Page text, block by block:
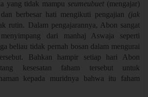
yang tidak mampu seumeubuet (mengajar)
berbesar hati mengikuti pengajian (jak
rutin. Dalam pengajarannya, Abon sangat
dari manhaj Aswaja seperti
beliau tidak pernah bosan dalam mengurai
Bahkan hampir setiap hari Abon
kesesatan faham tersebut untuk
kepada muridnya bahwa itu faham